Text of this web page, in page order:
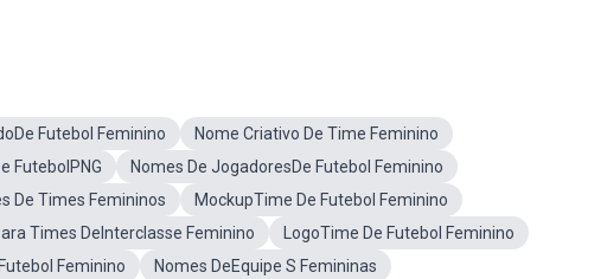
Futebol Feminino
Nome Criativo De Time Feminino
FutebolPNG
Nomes De JogadoresDe Futebol Feminino
De Times Femininos
MockupTime De Futebol Feminino
Times DeInterclasse Feminino
LogoTime De Futebol Feminino
Feminino
Nomes DeEquipe S Femininas